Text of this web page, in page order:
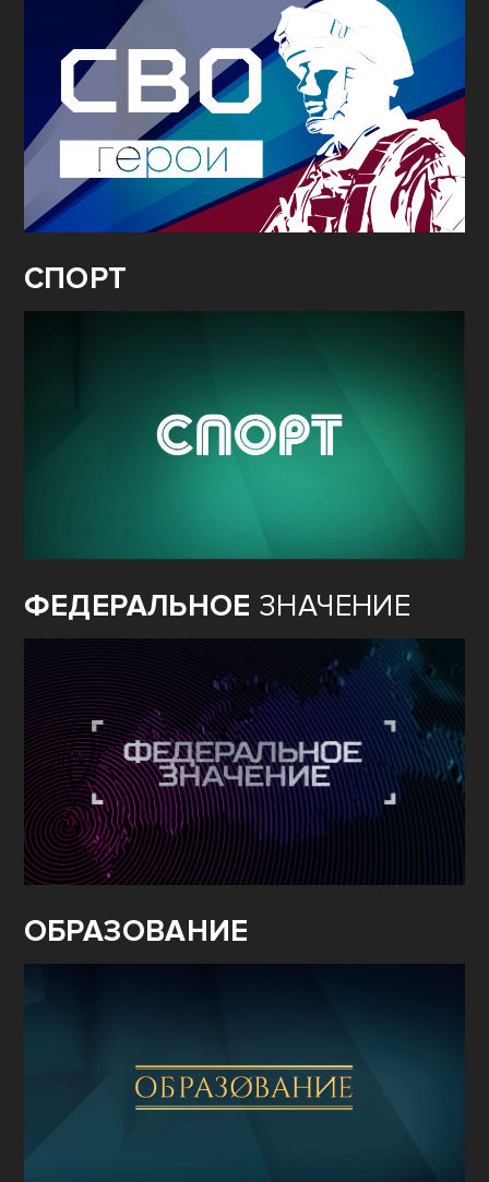
СПОРТ
ФЕДЕРАЛЬНОЕ ЗНАЧЕНИЕ
ОБРАЗОВАНИЕ